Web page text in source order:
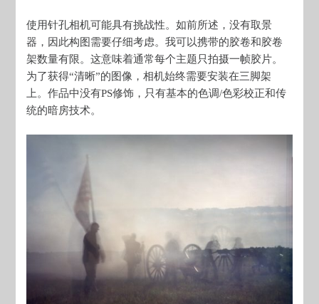
使用针孔相机可能具有挑战性。如前所述，没有取景
器，因此构图需要仔细考虑。我可以携带的胶卷和胶卷
架数量有限。这意味着通常每个主题只拍摄一帧胶片。
为了获得“清晰”的图像，相机始终需要安装在三脚架
上。作品中没有PS修饰，只有基本的色调/色彩校正和传
统的暗房技术。